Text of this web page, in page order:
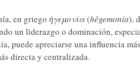
en griego ἡγεμονία(hēgemonía),
un liderazgo o dominación,
puede apreciarse una influencia
directa y centralizada.